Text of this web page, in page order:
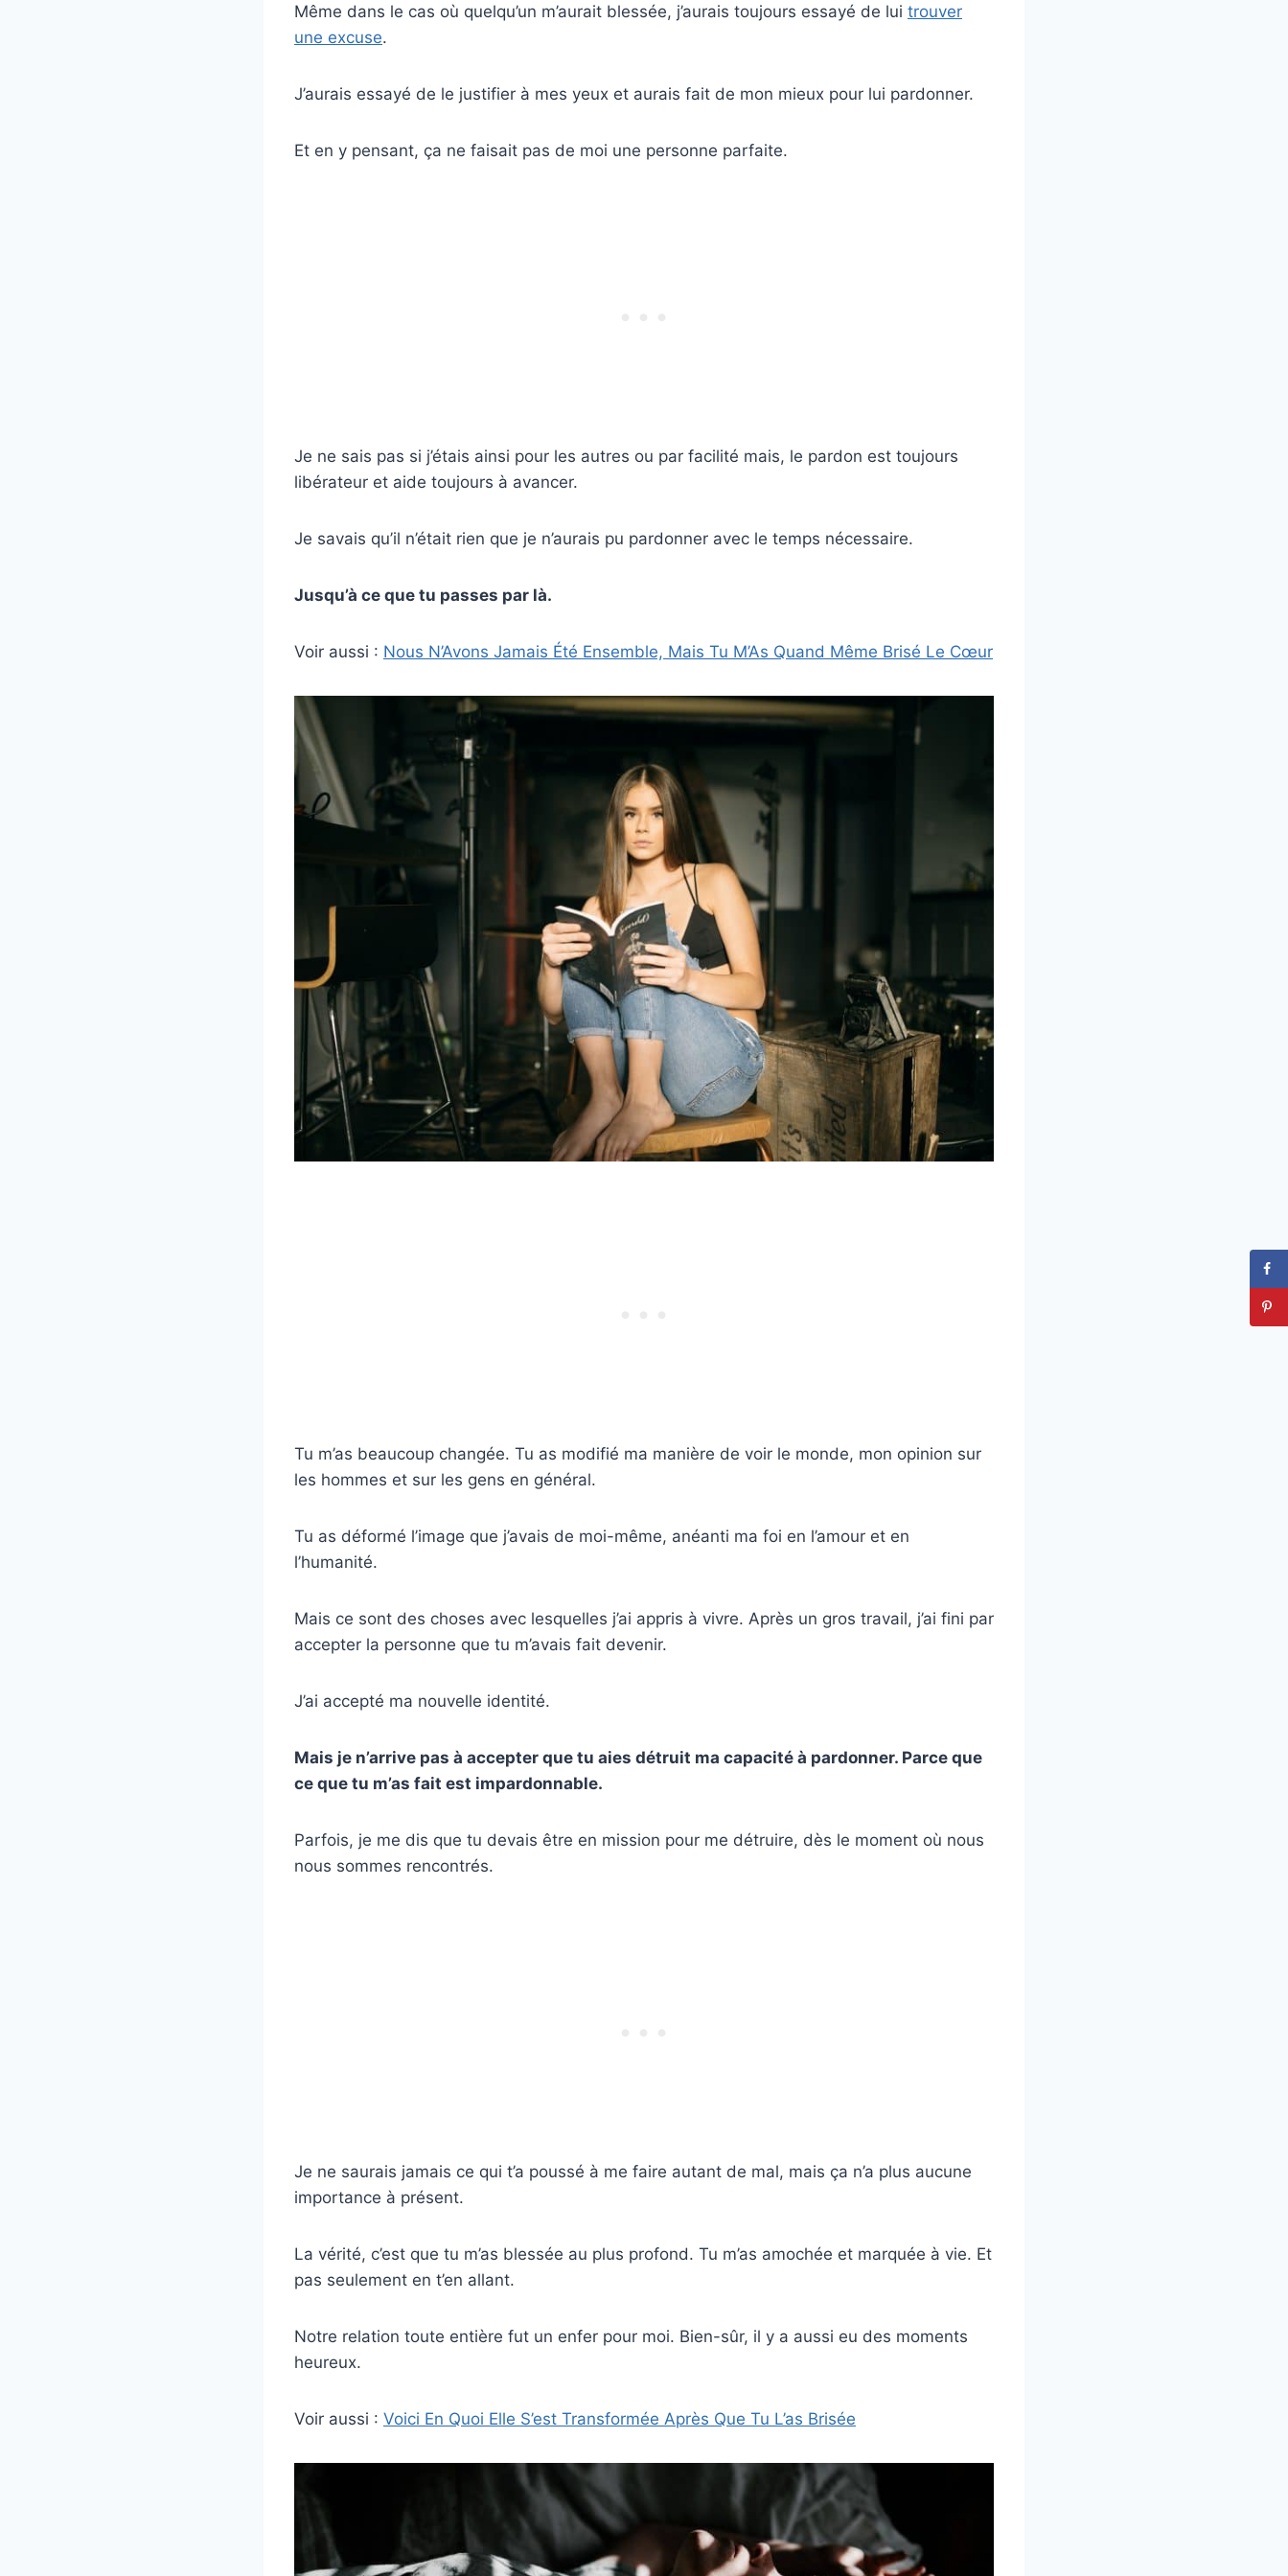
Même dans le cas où quelqu’un m’aurait blessée, j’aurais toujours essayé de lui trouver
une excuse.
J’aurais essayé de le justifier à mes yeux et aurais fait de mon mieux pour lui pardonner.
Et en y pensant, ça ne faisait pas de moi une personne parfaite.
Je ne sais pas si j’étais ainsi pour les autres ou par facilité mais, le pardon est toujours
libérateur et aide toujours à avancer.
Je savais qu’il n’était rien que je n’aurais pu pardonner avec le temps nécessaire.
Jusqu’à ce que tu passes par là.
Voir aussi : Nous N’Avons Jamais Été Ensemble, Mais Tu M’As Quand Même Brisé Le Cœur
Tu m’as beaucoup changée. Tu as modifié ma manière de voir le monde, mon opinion sur
les hommes et sur les gens en général.
Tu as déformé l’image que j’avais de moi-même, anéanti ma foi en l’amour et en
l’humanité.
Mais ce sont des choses avec lesquelles j’ai appris à vivre. Après un gros travail, j’ai fini par
accepter la personne que tu m’avais fait devenir.
J’ai accepté ma nouvelle identité.
Mais je n’arrive pas à accepter que tu aies détruit ma capacité à pardonner. Parce que
ce que tu m’as fait est impardonnable.
Parfois, je me dis que tu devais être en mission pour me détruire, dès le moment où nous
nous sommes rencontrés.
Je ne saurais jamais ce qui t’a poussé à me faire autant de mal, mais ça n’a plus aucune
importance à présent.
La vérité, c’est que tu m’as blessée au plus profond. Tu m’as amochée et marquée à vie. Et
pas seulement en t’en allant.
Notre relation toute entière fut un enfer pour moi. Bien-sûr, il y a aussi eu des moments
heureux.
Voir aussi : Voici En Quoi Elle S’est Transformée Après Que Tu L’as Brisée